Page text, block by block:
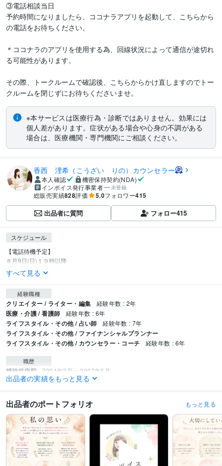
③電話相談当日
予約時間になりましたら、ココナラアプリを起動して、こちらから
の電話をお待ちください。
＊ココナラのアプリを使用する為、回線状況によって通信が途切れ
る可能性があります。
その際、トークルームで確認後、こちらからかけ直しますのでトー
クルームを閉じずにお待ちくださいませ。
※本サービスは医療行為・診断ではありません。効果には
個人差があります。症状がある場合や心身の不調がある
場合は、医療機関・専門機関にご相談ください。
香西 浬希（こうざい りの）カウンセラー
本人確認
機密保持契約(NDA)
インボイス発行事業者
未登録
総販売実績828評価 5.0フォロワー415
出品者に質問 フォロー415
スケジュール
【電話待機予定】
８月9日(日)１９時以降
すべて見る
経験職種
クリエイター / ライター・編集 経験年数 : 2年
医療・介護 / 看護師 経験年数 : 6年
ライフスタイル・その他 / 占い師 経験年数 : 7年
ライフスタイル・その他 / ファイナンシャルプランナー
ライフスタイル・その他 / カウンセラー・コーチ
経験年数 : 6年
職歴
精神科病院 2004年3月 ~ 2007年5月
高齢者施設 2007年8月 ~ 2010年2月
~ 現在
2024年2月 ~ 現在 2021年3月 ~ 現在
受賞歴
「心理学の仕事　キャリアを考える」様で、心について筆跡
市民の方に向
けた「アンガーマネジメント講座」の講師 「交流分析」の職場研修講師
市民の方に向けた「アンガーマネジメント講座」リクエスト開催 資格のキ
ャリカレカタログに2回掲載
出品者の実績をもっと見る
出品者のポートフォリオ もっと見る